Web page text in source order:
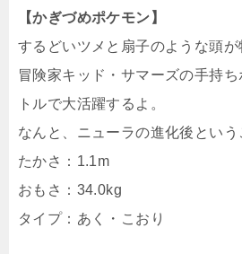
【かぎづめポケモン】
するどいツメと扇子のような頭が
冒険家キッド・サマーズの手持
トルで大活躍するよ。
なんと、ニューラの進化後という
たかさ：1.1m
おもさ：34.0kg
タイプ：あく・こおり